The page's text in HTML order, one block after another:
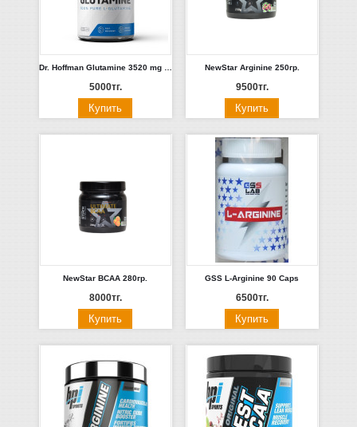
5000тг.
NewStar Arginine 250гр.
9500тг.
NewStar BCAA 280гр.
8000тг.
GSS L-Arginine 90 Caps
6500тг.